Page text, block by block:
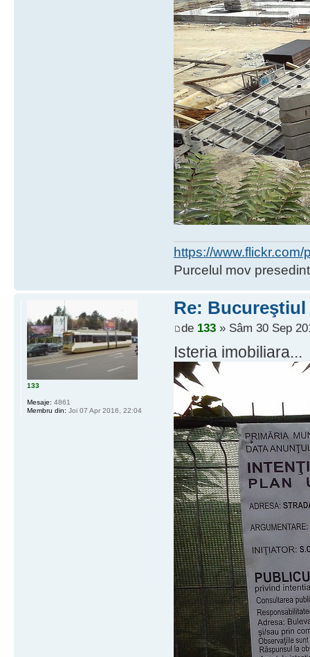
https://
Purcelul mov
Re:
de 133» Sâm 30 Sep
Isteria imobiliara...
133
Mesaje: 4861
Membru din: Joi 07 Apr 2016, 22:04